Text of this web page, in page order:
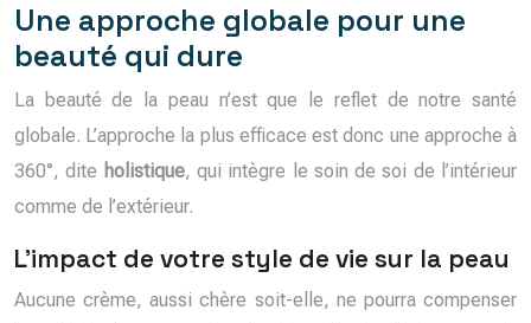
Une approche globale pour une
beauté qui dure
La beauté de la peau n’est que le reflet de notre santé
globale. L’approche la plus efficace est donc une approche à
360°, dite holistique, qui intègre le soin de soi de l’intérieur
comme de l’extérieur.
L’impact de votre style de vie sur la peau
Aucune crème, aussi chère soit-elle, ne pourra compenser